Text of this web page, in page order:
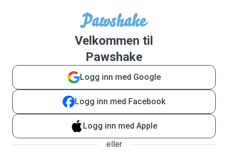
Velkommen til
Pawshake
Logg inn med Google
Logg inn med Facebook
Logg inn med Apple
eller